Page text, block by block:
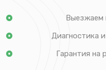
Выезжаем
Диагностика
Гарантия на